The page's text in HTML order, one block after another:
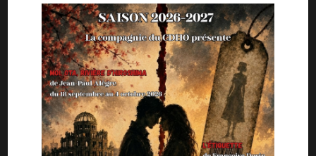
UN AMOUR CLASSÉ X...XL
de Philippe DANVIN (Assistante à l'écriture :